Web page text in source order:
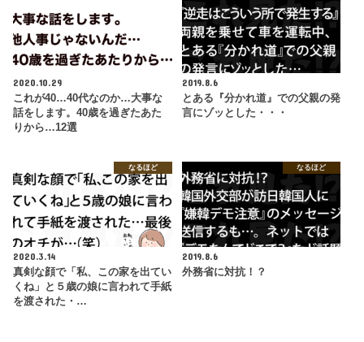
2020.10.29
これが40…40代なのか…大事な
話をします。40歳を過ぎたあた
りから…12選
2019.8.6
とある『分かれ道』での父親の発
言にゾッとした・・・
なるほど
2020.3.14
真剣な顔で「私、この家を出てい
くね」と５歳の娘に言われて手紙
を渡された・…
なるほど
2019.8.6
外務省に対抗！？